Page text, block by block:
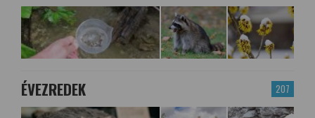
207
ÉVEZREDEK